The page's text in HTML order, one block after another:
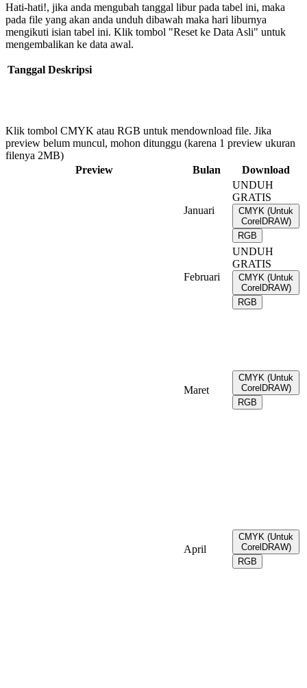
Hati-hati!, jika anda mengubah tanggal libur pada tabel ini, maka
pada file yang akan anda unduh dibawah maka hari liburnya
mengikuti isian tabel ini. Klik tombol "Reset ke Data Asli" untuk
mengembalikan ke data awal.
Tanggal Deskripsi
Klik tombol CMYK atau RGB untuk mendownload file. Jika
preview belum muncul, mohon ditunggu (karena 1 preview ukuran
filenya 2MB)
Preview
Bulan Download
Januari
UNDUH
GRATIS
CMYK (Untuk
CorelDRAW)
RGB
Februari
UNDUH
GRATIS
CMYK (Untuk
CorelDRAW)
RGB
Maret
CMYK (Untuk
CorelDRAW)
RGB
April
CMYK (Untuk
CorelDRAW)
RGB